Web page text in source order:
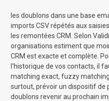
les doublons dans une base
imports CSV répétés aux
les remontées CRM. Selon
organisations estiment que
CRM est exacte et complète.
l'historique de vos contacts, il
matching exact, fuzzy
surtout, prévoir un dispositif de
doublons revenir au prochain